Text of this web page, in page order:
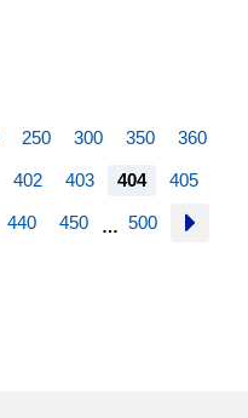
250 300 350 360
402 403 404 405
440 450 … 500